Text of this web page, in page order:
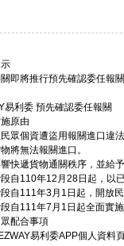
即將推行預先確認委任報
易利委 預先確認委任報關
原由
眾個資遭盜用報關進口違
將無法報關進口。
快遞貨物通關秩序，並給
自110年12月28日起，以
自111年3月1日起，開放
自111年7月1日起全面實施
配合事項
易利委APP個人資料